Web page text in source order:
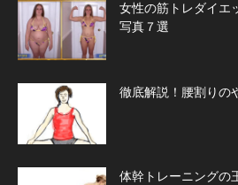
女性の筋トレダイエ
写真７選
徹底解説！腰割りの
体幹トレーニングの